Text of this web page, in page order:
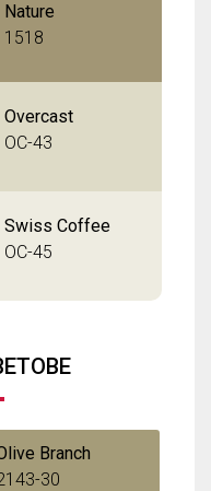
Nature
1518
Overcast
OC-43
Swiss Coffee
OC-45
Branch
30